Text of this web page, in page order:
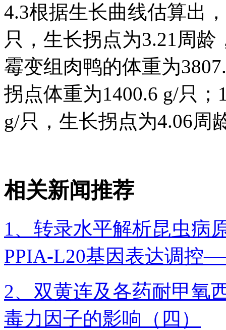
4.3根据生长曲线估算出
只，生长拐点为3.21周龄
霉变组肉鸭的体重为
拐点体重为1400.6 g/只
g/只，生长拐点为4.06周
相关新闻推荐
1、转录水平解析昆虫病
PPIA-L20基因表达调控
2、双黄连及各药耐甲氧
毒力因子的影响（四）